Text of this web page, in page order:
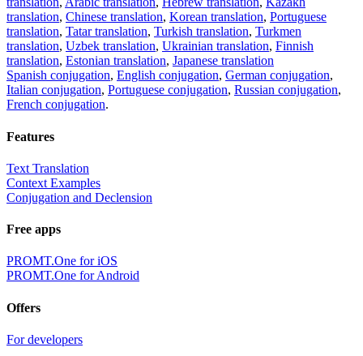
translation, Chinese translation, Korean translation, Portuguese
translation, Tatar translation, Turkish translation, Turkmen
translation, Uzbek translation, Ukrainian translation, Finnish
translation, Estonian translation, Japanese translation
Spanish conjugation, English conjugation, German conjugation,
Italian conjugation, Portuguese conjugation, Russian conjugation,
French conjugation.
Features
Text Translation
Context Examples
Conjugation and Declension
Free apps
PROMT.One for iOS
PROMT.One for Android
Offers
For developers